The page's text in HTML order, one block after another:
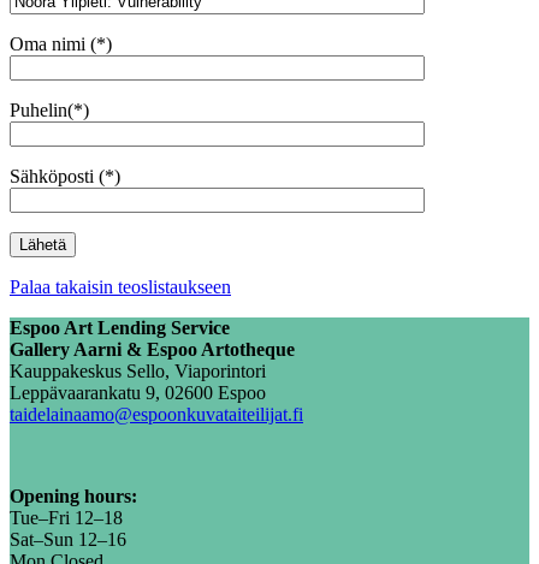
Oma nimi (*)
Puhelin(*)
Sähköposti (*)
Palaa takaisin teoslistaukseen
Espoo Art Lending Service
Gallery Aarni & Espoo Artotheque
Kauppakeskus Sello, Viaporintori
Leppävaarankatu 9, 02600 Espoo
taidelainaamo@espoonkuvataiteilijat.fi
Opening hours:
Tue–Fri 12–18
Sat–Sun 12–16